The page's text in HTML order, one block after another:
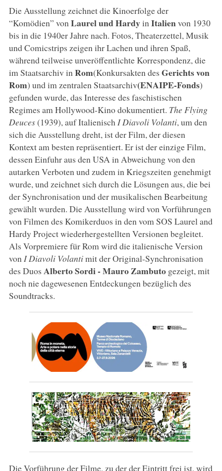
Die Ausstellung zeichnet die Kinoerfolge der
“Komödien” von Laurel und Hardyin Italienvon 1930
bis in die 1940er Jahre nach. Fotos, Theaterzettel, Musik
und Comicstrips zeigen ihr Lachen und ihren Spaß,
während teilweise unveröffentlichte Korrespondenz, die
im Staatsarchiv in Rom(Konkursakten des Gerichts von
Rom) und im zentralen Staatsarchiv(ENAIPE-Fonds)
gefunden wurde, das Interesse des faschistischen
Regimes am Hollywood-Kino dokumentiert. The Flying
Deuces(1939), auf Italienisch I Diavoli Volanti, um den
sich die Ausstellung dreht, ist der Film, der diesen
Kontext am besten repräsentiert. Er ist der einzige Film,
dessen Einfuhr aus den USA in Abweichung von den
autarken Verboten und zudem in Kriegszeiten genehmigt
wurde, und zeichnet sich durch die Lösungen aus, die bei
der Synchronisation und der musikalischen Bearbeitung
gewählt wurden. Die Ausstellung wird von Vorführungen
von Filmen des Komikerduos in den vom SOS Laurel and
Hardy Project wiederhergestellten Versionen begleitet.
Als Vorpremiere für Rom wird die italienische Version
von I Diavoli Volantimit der Original-Synchronisation
des Duos Alberto Sordi - Mauro Zambutogezeigt, mit
noch nie dagewesenen Entdeckungen bezüglich des
Soundtracks.
Die Vorführung der Filme, zu der der Eintritt frei ist, wird